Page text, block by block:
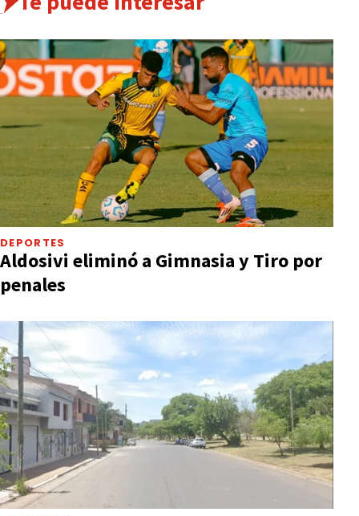
DEPORTES
Aldosivi eliminó a Gimnasia y Tiro por
penales